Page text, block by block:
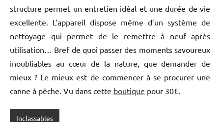
structure permet un entretien idéal et une durée de vie
excellente. L’appareil dispose même d’un système de
nettoyage qui permet de le remettre à neuf après
utilisation… Bref de quoi passer des moments savoureux
inoubliables au cœur de la nature, que demander de
mieux ? Le mieux est de commencer à se procurer une
canne à pêche. Vu dans cette boutique pour 30€.
Inclassables